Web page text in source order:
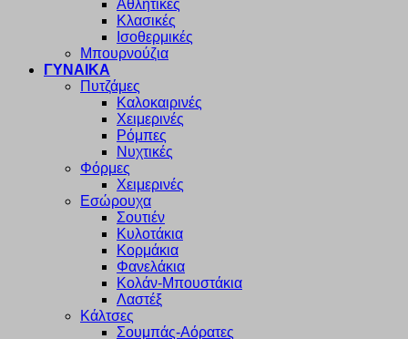
Αθλητικές
Κλασικές
Ισοθερμικές
Μπουρνούζια
ΓΥΝΑΙΚΑ
Πυτζάμες
Καλοκαιρινές
Χειμερινές
Ρόμπες
Νυχτικές
Φόρμες
Χειμερινές
Εσώρουχα
Σουτιέν
Κυλοτάκια
Κορμάκια
Φανελάκια
Κολάν-Μπουστάκια
Λαστέξ
Κάλτσες
Σουμπάς-Αόρατες